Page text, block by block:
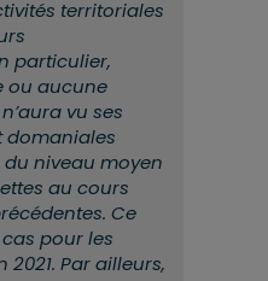
territoriales
particulier,
ou aucune
vu ses
domaniales
niveau moyen
au cours
Ce
pour les
Par ailleurs,